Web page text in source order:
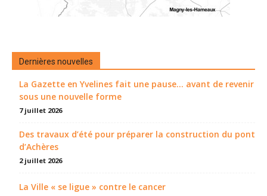
Dernières nouvelles
La Gazette en Yvelines fait une pause... avant de revenir
sous une nouvelle forme
7 juillet 2026
Des travaux d’été pour préparer la construction du pont
d’Achères
2 juillet 2026
La Ville « se ligue » contre le cancer